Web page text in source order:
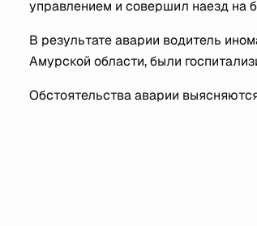
управлением и совершил наезд на
В результате аварии водитель
Амурской области, были
Обстоятельства аварии